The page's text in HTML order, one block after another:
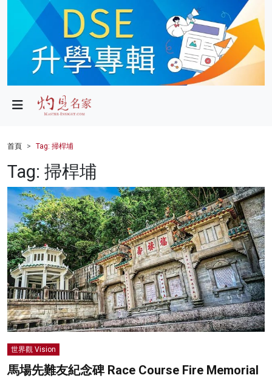
政局
財經
健康
商業
科技
影片
名家榜
灼見活動
首頁 Tag: 掃桿埔
Tag: 掃桿埔
世界觀 Vision
馬場先難友紀念碑 Race Course Fire Memorial